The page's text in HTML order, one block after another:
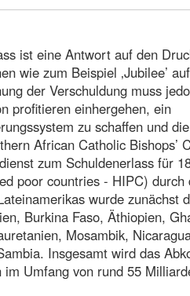
ist eine Antwort auf den
wie zum Beispiel ‚Jubilee’
der Verschuldung muss
profitieren einhergehen, ein
zu schaffen und
African Catholic Bishops’
zum Schuldenerlass für
poor countries - HIPC) durch
wurde zunächst
Burkina Faso, Äthiopien,
Mosambik,
Insgesamt wird das
Umfang von rund 55